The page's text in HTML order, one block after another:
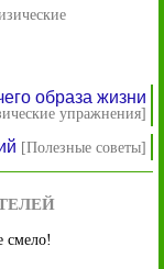
образа жизни
упражнения]
[Полезные советы]
смело!